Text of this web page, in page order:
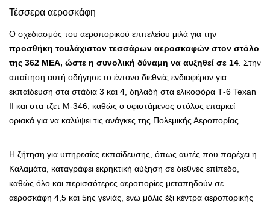
Τέσσερα αεροσκάφη
Ο σχεδιασμός του αεροπορικού επιτελείου μιλά για την
προσθήκη τουλάχιστον τεσσάρων αεροσκαφών στον στόλο
της 362 ΜΕΑ, ώστε η συνολική δύναμη να αυξηθεί σε 14 . Στην
απαίτηση αυτή οδήγησε το έντονο διεθνές ενδιαφέρον για
εκπαίδευση στα στάδια 3 και 4, δηλαδή στα ελικοφόρα Τ-6 Texan
II και στα τζετ Μ-346, καθώς ο υφιστάμενος στόλος επαρκεί
οριακά για να καλύψει τις ανάγκες της Πολεμικής Αεροπορίας.
Η ζήτηση για υπηρεσίες εκπαίδευσης, όπως αυτές που παρέχει η
Καλαμάτα, καταγράφει εκρηκτική αύξηση σε διεθνές επίπεδο,
καθώς όλο και περισσότερες αεροπορίες μεταπηδούν σε
αεροσκάφη 4,5 και 5ης γενιάς, ενώ μόλις έξι κέντρα αεροπορικής